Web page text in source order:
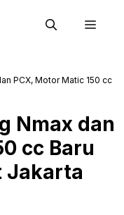
PCX, Motor Matic 150 cc
Nmax dan
cc Baru
Jakarta